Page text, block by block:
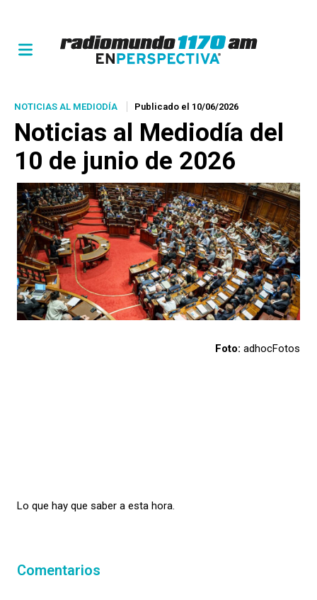
NOTICIAS AL MEDIODÍA Publicado el 10/06/2026
Noticias al Mediodía del
10 de junio de 2026
Foto: adhocFotos
Lo que hay que saber a esta hora.
Comentarios